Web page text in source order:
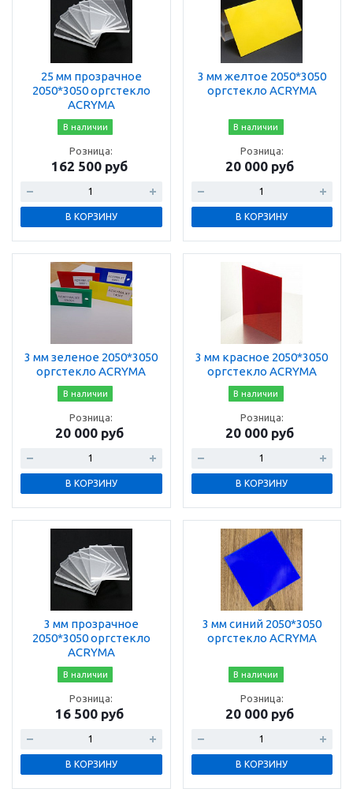
25 мм прозрачное
2050*3050 оргстекло
ACRYMA
В наличии
Розница:
162 500 руб
В КОРЗИНУ
3 мм желтое 2050*3050
оргстекло ACRYMA
В наличии
Розница:
20 000 руб
В КОРЗИНУ
3 мм зеленое 2050*3050
оргстекло ACRYMA
В наличии
Розница:
20 000 руб
В КОРЗИНУ
3 мм красное 2050*3050
оргстекло ACRYMA
В наличии
Розница:
20 000 руб
В КОРЗИНУ
3 мм прозрачное
2050*3050 оргстекло
ACRYMA
В наличии
Розница:
16 500 руб
В КОРЗИНУ
3 мм синий 2050*3050
оргстекло ACRYMA
В наличии
Розница:
20 000 руб
В КОРЗИНУ